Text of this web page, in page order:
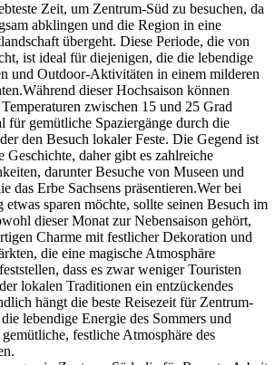
Zeit, um Zentrum-Süd zu besuchen, da
abklingen und die Region in eine
übergeht. Diese Periode, die von
ist ideal für diejenigen, die die lebendige
und Outdoor-Aktivitäten in einem milderen
dieser Hochsaison können
zwischen 15 und 25 Grad
für gemütliche Spaziergänge durch die
den Besuch lokaler Feste. Die Gegend ist
Geschichte, daher gibt es zahlreiche
darunter Besuche von Museen und
das Erbe Sachsens präsentieren.Wer bei
sparen möchte, sollte seinen Besuch im
dieser Monat zur Nebensaison gehört,
Charme mit festlicher Dekoration und
die eine magische Atmosphäre
dass es zwar weniger Touristen
lokalen Traditionen ein entzückendes
hängt die beste Reisezeit für Zentrum-
lebendige Energie des Sommers und
festliche Atmosphäre des